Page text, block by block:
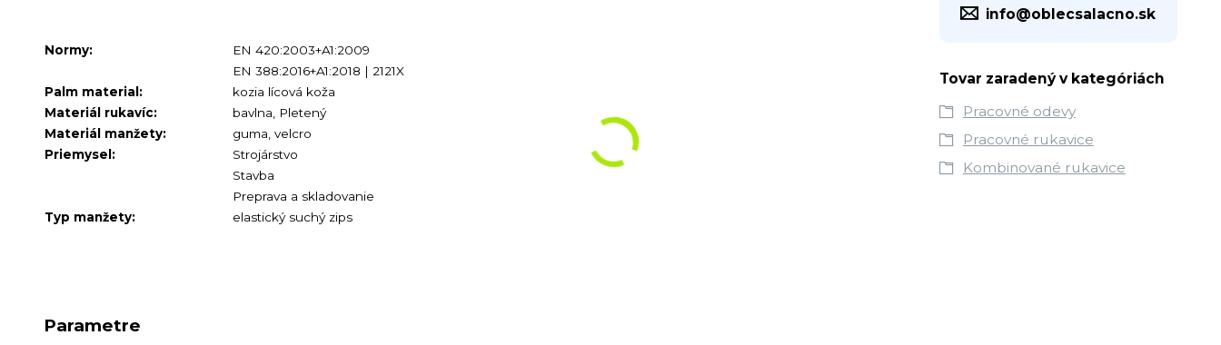
Normy:
EN 420:2003+A1:2009
EN 388:2016+A1:2018 | 2121X
Palm material:
kozia lícová koža
Materiál rukavíc:
bavlna, Pletený
Materiál manžety:
guma, velcro
Priemysel:
Strojárstvo
Stavba
Preprava a skladovanie
Typ manžety:
elastický suchý zips
Parametre
info@oblecsalacno.sk
Tovar zaradený v kategóriách
Pracovné odevy
Pracovné rukavice
Kombinované rukavice